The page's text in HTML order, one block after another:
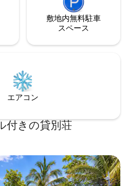
敷地内無料駐⁠車
ス⁠ペ⁠ー⁠ス
エアコン
付きの貸別荘